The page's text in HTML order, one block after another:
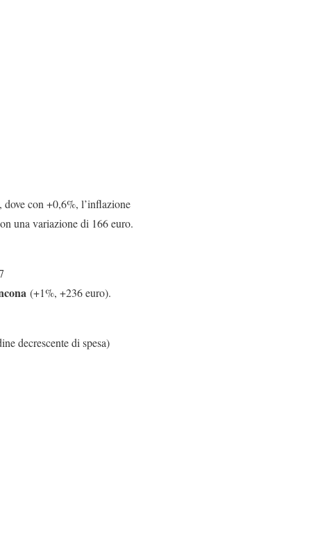
, dove con +0,6%, l’inflazione
una variazione di 166 euro.
(+1%, +236 euro).
decrescente di spesa)